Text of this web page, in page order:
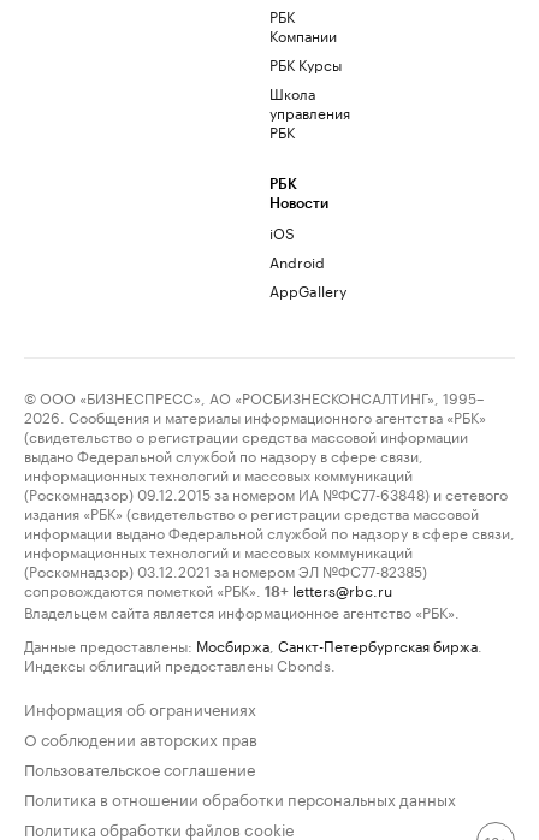
РБК
Компании
РБК Курсы
Школа
управления
РБК
РБК
Новости
iOS
Android
AppGallery
© ООО «БИЗНЕСПРЕСС», АО «РОСБИЗНЕСКОНСАЛТИНГ», 1995–
2026. Сообщения и материалы информационного агентства «РБК»
(свидетельство о регистрации средства массовой информации
выдано Федеральной службой по надзору в сфере связи,
информационных технологий и массовых коммуникаций
(Роскомнадзор) 09.12.2015 за номером ИА №ФС77-63848) и сетевого
издания «РБК» (свидетельство о регистрации средства массовой
информации выдано Федеральной службой по надзору в сфере связи,
информационных технологий и массовых коммуникаций
(Роскомнадзор) 03.12.2021 за номером ЭЛ №ФС77-82385)
сопровождаются пометкой «РБК».
18+ letters@rbc.ru
Владельцем сайта является информационное агентство «РБК».
Данные предоставлены: Мосбиржа Санкт-Петербургская биржа
Индексы облигаций предоставлены Cbonds.
Информация об ограничениях
О соблюдении авторских прав
Пользовательское соглашение
Политика в отношении обработки персональных данных
Политика обработки файлов cookie